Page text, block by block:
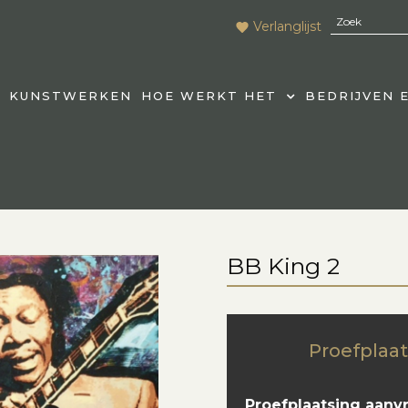
Verlanglijst
KUNSTWERKEN HOE WERKT HET BEDRIJVEN
BB King 2